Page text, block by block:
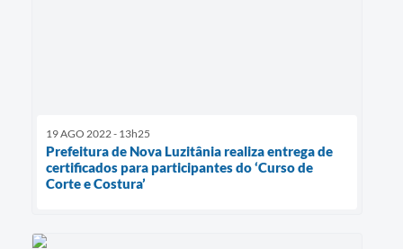
19 AGO 2022 - 13h25
Prefeitura de Nova Luzitânia realiza entrega de
certificados para participantes do ‘Curso de
Corte e Costura’